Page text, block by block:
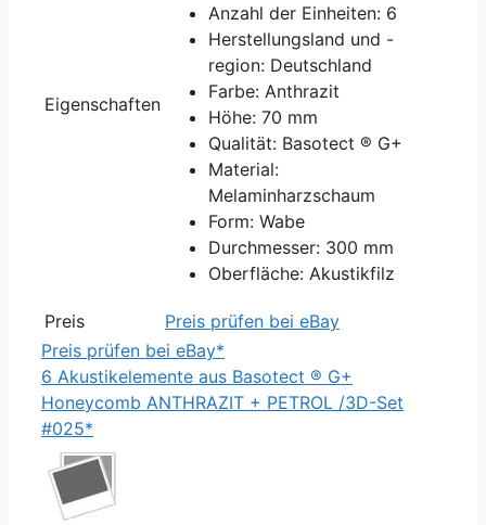
Eigenschaften
Anzahl der Einheiten: 6
Herstellungsland und -
region: Deutschland
Farbe: Anthrazit
Höhe: 70 mm
Qualität: Basotect ® G+
Material:
Melaminharzschaum
Form: Wabe
Durchmesser: 300 mm
Oberfläche: Akustikfilz
Preis
Preis prüfen bei eBay
Preis prüfen bei eBay*
6 Akustikelemente aus Basotect ® G+
Honeycomb ANTHRAZIT + PETROL /3D-Set
#025*